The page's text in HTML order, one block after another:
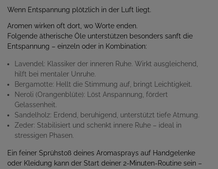
Wenn Entspannung plötzlich in der Luft liegt.
Aromen wirken oft dort, wo Worte enden.
Folgende ätherische Öle unterstützen besonders sanft die
Entspannung – einzeln oder in Kombination:
Lavendel: Klassiker der inneren Ruhe. Wirkt ausgleichend,
hilft bei mentaler Unruhe.
Bergamotte: Hellt die Stimmung auf, bringt Leichtigkeit.
Neroli (Orangenblüte): Löst Anspannung, fördert
Gelassenheit.
Sandelholz: Erdend, beruhigend, unterstützt tiefe Atmung.
Zeder: Stabilisiert und schenkt innere Ruhe – ideal in
stressigen Phasen.
Ein feiner Sprühstoß deines Aromasprays auf Handgelenke
oder Kleidung kann der Start deiner 2-Minuten-Routine sein –